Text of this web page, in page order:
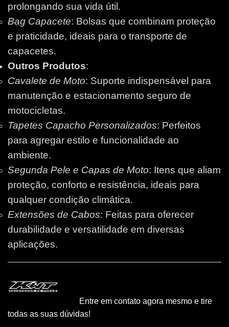
prolongando sua vida útil.
Bag Capacete: Bolsas que combinam proteção
e praticidade, ideais para o transporte de
capacetes.
Outros Produtos:
Cavalete de Moto: Suporte indispensável para
manutenção e estacionamento seguro de
motocicletas.
Tapetes Capacho Personalizados: Perfeitos
para agregar estilo e funcionalidade ao
ambiente.
Segunda Pele e Capas de Moto: Itens que aliam
proteção, conforto e resistência, ideais para
qualquer condição climática.
Extensões de Cabos: Feitas para oferecer
durabilidade e versatilidade em diversas
aplicações.
Entre em contato agora mesmo e tire
todas as suas dúvidas!